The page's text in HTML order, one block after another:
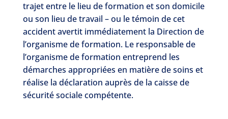
trajet entre le lieu de formation et son domicile
ou son lieu de travail – ou le témoin de cet
accident avertit immédiatement la Direction de
l’organisme de formation. Le responsable de
l’organisme de formation entreprend les
démarches appropriées en matière de soins et
réalise la déclaration auprès de la caisse de
sécurité sociale compétente.